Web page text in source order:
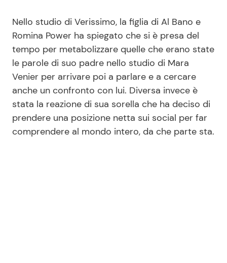
Nello studio di Verissimo, la figlia di Al Bano e
Romina Power ha spiegato che si è presa del
tempo per metabolizzare quelle che erano state
le parole di suo padre nello studio di Mara
Venier per arrivare poi a parlare e a cercare
anche un confronto con lui. Diversa invece è
stata la reazione di sua sorella che ha deciso di
prendere una posizione netta sui social per far
comprendere al mondo intero, da che parte sta.